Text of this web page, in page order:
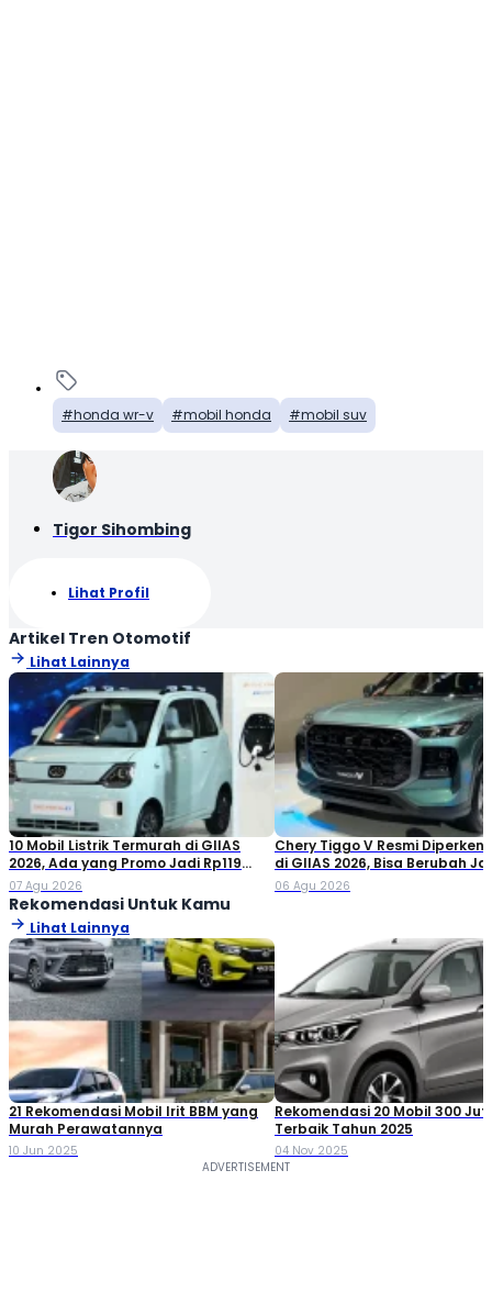
honda wr-v mobil honda mobil suv
Tigor Sihombing
Lihat Profil
Artikel Tren Otomotif
Lihat Lainnya
10 Mobil Listrik Termurah di GIIAS
2026, Ada yang Promo Jadi Rp119
Jutaan!
07 Agu 2026
Chery Tiggo V Resmi
di GIIAS 2026, Bisa Berubah
Double Cabin
06 Agu 2026
Rekomendasi Untuk Kamu
Lihat Lainnya
21 Rekomendasi Mobil Irit BBM yang
Murah Perawatannya
10 Jun 2025
Rekomendasi 20 Mobil 300
Terbaik Tahun 2025
04 Nov 2025